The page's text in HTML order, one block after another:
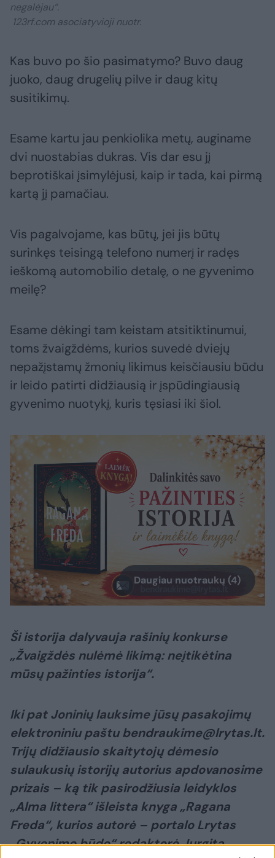
negalėjau“.
123rf.com asociatyvioji nuotr.
Kas buvo po šio pasimatymo? Buvo daug
juoko, daug drugelių pilve ir daug kitų
susitikimų.
Esame kartu jau penkiolika metų, auginame
dvi nuostabias dukras. Vis dar esu jį
beprotiškai įsimylėjusi, kaip ir tada, kai pirmą
kartą jį pamačiau.
Vis pagalvojame, kas būtų, jei jis būtų
surinkęs teisingą telefono numerį ir radęs
ieškomą automobilio detalę, o ne gyvenimo
meilę?
Esame dėkingi tam keistam atsitiktinumui,
toms žvaigždėms, kurios suvedė dviejų
nepažįstamų žmonių likimus keisčiausiu būdu
ir leido patirti didžiausią ir įspūdingiausią
gyvenimo nuotykį, kuris tęsiasi iki šiol.
Daugiau nuotraukų (4)
Ši istorija dalyvauja rašinių konkurse
„Žvaigždės nulėmė likimą: neįtikėtina
mūsų pažinties istorija“.
Iki pat Joninių lauksime jūsų pasakojimų
elektroniniu paštu bendraukime@lrytas.lt.
Trijų didžiausio skaitytojų dėmesio
sulaukusių istorijų autorius apdovanosime
prizais – ką tik pasirodžiusia leidyklos
„Alma littera“ išleista knyga „Ragana
Freda“, kurios autorė – portalo Lrytas
„Gyvenimo būdo“ redaktorė Jurgita